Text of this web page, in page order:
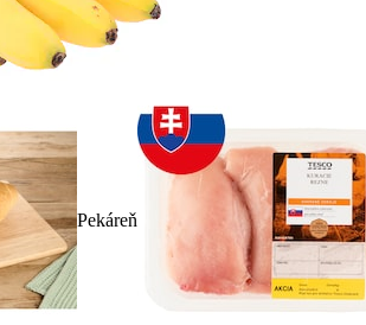
Pekáreň